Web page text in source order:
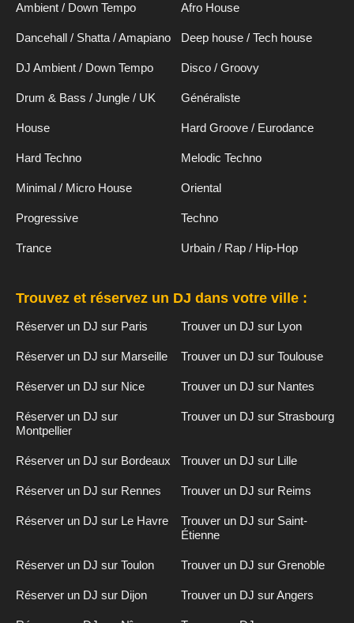
Ambient / Down Tempo Afro House
Dancehall / Shatta / Amapiano Deep house / Tech house
DJ Ambient / Down Tempo Disco / Groovy
Drum & Bass / Jungle / UK Généraliste
House Hard Groove / Eurodance
Hard Techno Melodic Techno
Minimal / Micro House Oriental
Progressive Techno
Trance Urbain / Rap / Hip-Hop
Trouvez et réservez un DJ dans votre ville :
Réserver un DJ sur Paris Trouver un DJ sur Lyon
Réserver un DJ sur Marseille Trouver un DJ sur Toulouse
Réserver un DJ sur Nice Trouver un DJ sur Nantes
Réserver un DJ sur
Montpellier
Trouver un DJ sur Strasbourg
Réserver un DJ sur Bordeaux Trouver un DJ sur Lille
Réserver un DJ sur Rennes Trouver un DJ sur Reims
Réserver un DJ sur Le Havre
Trouver un DJ sur Saint-
Étienne
Réserver un DJ sur Toulon Trouver un DJ sur Grenoble
Réserver un DJ sur Dijon Trouver un DJ sur Angers